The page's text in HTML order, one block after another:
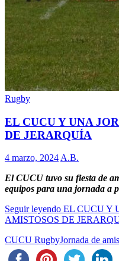
Rugby
EL CUCU Y UNA
DE JERARQUÍA
4 marzo, 2024 A.B.
El CUCU tuvo su fiesta de
equipos para una jornada a
Seguir leyendo EL CUCU Y
AMISTOSOS DE
CUCU RugbyJornada de